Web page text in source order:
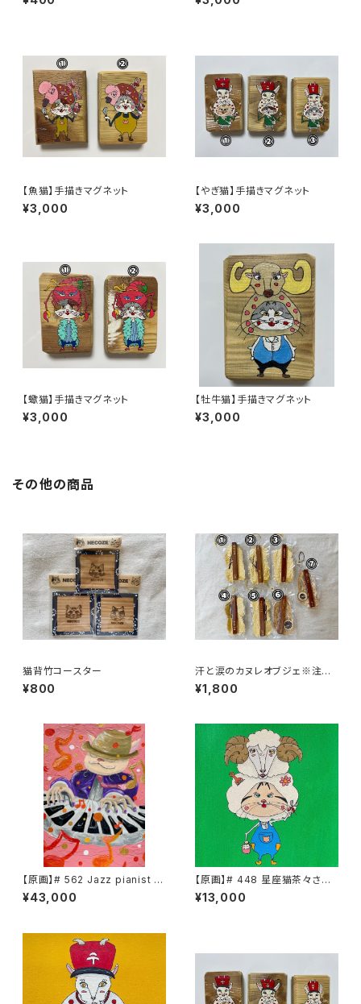
【魚猫】手描きマグネット
¥3,000
【やぎ猫】手描きマグネット
¥3,000
【蠍猫】手描きマグネット
¥3,000
【牡牛猫】手描きマグネット
¥3,000
その他の商品
猫背竹コースター
¥800
汗と涙のカヌレオブジェ※注意
事項あり
¥1,800
【原画】# 562 Jazz pianist C
HACHA
¥43,000
【原画】# 448 星座猫茶々さん
牡羊座
¥13,000